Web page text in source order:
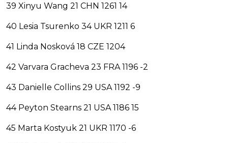
39 Xinyu Wang 21 CHN 1261 14
40 Lesia Tsurenko 34 UKR 1211 6
41 Linda Nosková 18 CZE 1204
42 Varvara Gracheva 23 FRA 1196 -2
43 Danielle Collins 29 USA 1192 -9
44 Peyton Stearns 21 USA 1186 15
45 Marta Kostyuk 21 UKR 1170 -6